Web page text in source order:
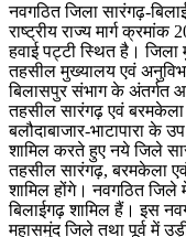
नवगठित जिला सारंगढ़-
राष्ट्रीय राज्य मार्ग
हवाई पट्टी स्थित है।
तहसील मुख्यालय एवं
बिलासपुर संभाग के अंतर्गत
तहसील सारंगढ़ एवं
बलौदाबाजार-भाटापारा के
शामिल करते हुए नये जिले
तहसील सारंगढ़, बरमकेला
शामिल होंगे। नवगठित
बिलाईगढ़ शामिल हैं। इस
महासमुंद जिले तथा पूर्व में